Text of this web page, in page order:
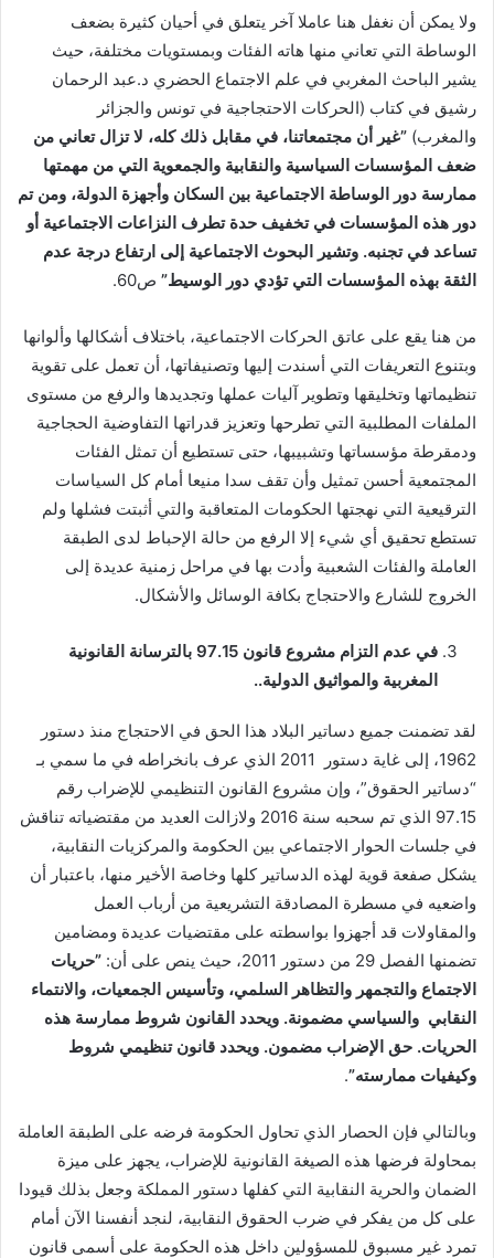
ولا يمكن أن نغفل هنا عاملا آخر يتعلق في أحيان كثيرة بضعف
الوساطة التي تعاني منها هاته الفئات وبمستويات مختلفة، حيث
يشير الباحث المغربي في علم الاجتماع الحضري د.عبد الرحمان
رشيق في كتاب (الحركات الاحتجاجية في تونس والجزائر
والمغرب) ”غير أن مجتمعاتنا، في مقابل ذلك كله، لا تزال تعاني من
ضعف المؤسسات السياسية والنقابية والجمعوية التي من مهمتها
ممارسة دور الوساطة الاجتماعية بين السكان وأجهزة الدولة، ومن تم
دور هذه المؤسسات في تخفيف حدة تطرف النزاعات الاجتماعية أو
تساعد في تجنبه. وتشير البحوث الاجتماعية إلى ارتفاع درجة عدم
الثقة بهذه المؤسسات التي تؤدي دور الوسيط” ص60.
من هنا يقع على عاتق الحركات الاجتماعية، باختلاف أشكالها وألوانها
وبتنوع التعريفات التي أسندت إليها وتصنيفاتها، أن تعمل على تقوية
تنظيماتها وتخليقها وتطوير آليات عملها وتجديدها والرفع من مستوى
الملفات المطلبية التي تطرحها وتعزيز قدراتها التفاوضية الحجاجية
ودمقرطة مؤسساتها وتشبيبها، حتى تستطيع أن تمثل الفئات
المجتمعية أحسن تمثيل وأن تقف سدا منيعا أمام كل السياسات
الترقيعية التي نهجتها الحكومات المتعاقبة والتي أثبتت فشلها ولم
تستطع تحقيق أي شيء إلا الرفع من حالة الإحباط لدى الطبقة
العاملة والفئات الشعبية وأدت بها في مراحل زمنية عديدة إلى
الخروج للشارع والاحتجاج بكافة الوسائل والأشكال.
في عدم التزام مشروع قانون 97.15 بالترسانة القانونية
المغربية والمواثيق الدولية..
لقد تضمنت جميع دساتير البلاد هذا الحق في الاحتجاج منذ دستور
1962، إلى غاية دستور 2011 الذي عرف بانخراطه في ما سمي بـ
“دساتير الحقوق”، وإن مشروع القانون التنظيمي للإضراب رقم
97.15 الذي تم سحبه سنة 2016 ولازالت العديد من مقتضياته تناقش
في جلسات الحوار الاجتماعي بين الحكومة والمركزيات النقابية،
يشكل صفعة قوية لهذه الدساتير كلها وخاصة الأخير منها، باعتبار أن
واضعيه في مسطرة المصادقة التشريعية من أرباب العمل
والمقاولات قد أجهزوا بواسطته على مقتضيات عديدة ومضامين
تضمنها الفصل 29 من دستور 2011، حيث ينص على أن:
”حريات
الاجتماع والتجمهر والتظاهر السلمي، وتأسيس الجمعيات، والانتماء
النقابي والسياسي مضمونة. ويحدد القانون شروط ممارسة هذه
الحريات. حق الإضراب مضمون. ويحدد قانون تنظيمي شروط
وكيفيات ممارسته”
.
وبالتالي فإن الحصار الذي تحاول الحكومة فرضه على الطبقة العاملة
بمحاولة فرضها هذه الصيغة القانونية للإضراب، يجهز على ميزة
الضمان والحرية النقابية التي كفلها دستور المملكة وجعل بذلك قيودا
على كل من يفكر في ضرب الحقوق النقابية، لنجد أنفسنا الآن أمام
تمرد غير مسبوق للمسؤولين داخل هذه الحكومة على أسمى قانون